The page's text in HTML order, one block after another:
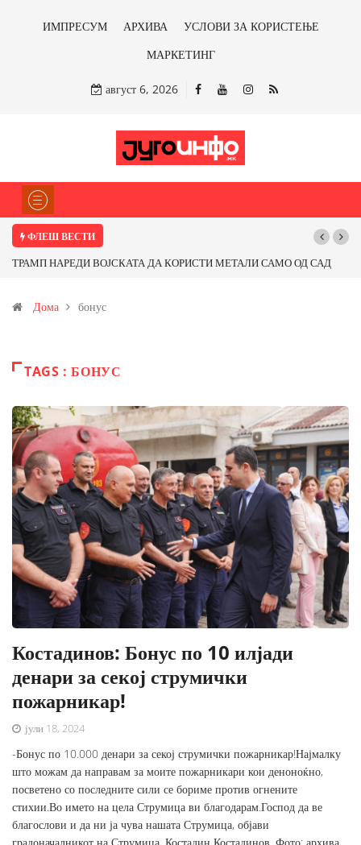
ИМПРЕСУМ АРХИВА
УСЛОВИ ЗА КОРИСТЕЊЕ
МАРКЕТИНГ
август 6, 2026
ФЛЕШ ВЕСТИ
ТРАМП НАРЕДИ ВОЈСКАТА ДА КОРИСТИ МЕТАЛИ САМО ОД САД
Иловица и со антимонот?
Дома бонус
TAGS : БОНУС
Костадинов: Бонус по 10 илјади
денари за секој струмички
пожарникар!
јули 18, 2024
-Бонус по 10.000 денари за секој струмички пожарникар!Најмалку
што можам да направам за моите пожарникари кои деноноќно,
посветено со последните сили се бориме против огнените
стихии.Во името на цела Струмица ви благодарам.Господ да ве
благослови и да ни ја чува нашата Струмица, објави
градоначалникот на Струмица, Костадин Костадинов. Фото: архива